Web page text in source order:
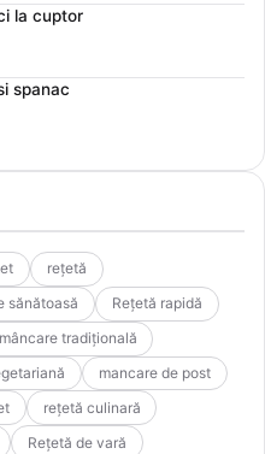
la cuptor
spanac
rețetă
sănătoasă
Rețetă rapidă
mâncare tradițională
mancare de post
rețetă culinară
Rețetă de vară